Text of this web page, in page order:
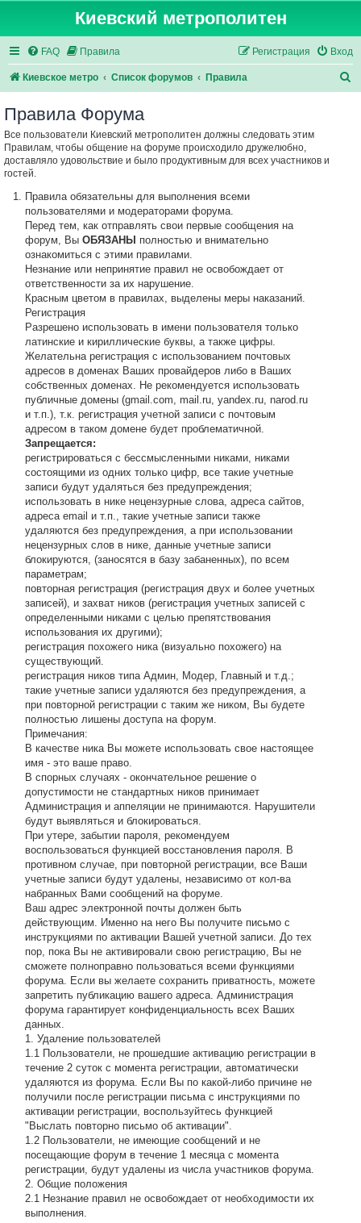
Киевский метрополитен
FAQ Правила Вход
Регистрация
Киевское метро Список форумов Правила
Правила Форума
Все пользователи Киевский метрополитен должны следовать этим
Правилам, чтобы общение на форуме происходило дружелюбно,
доставляло удовольствие и было продуктивным для всех участников и
гостей.
Правила обязательны для выполнения всеми
пользователями и модераторами форума.
Перед тем, как отправлять свои первые сообщения на
форум, ВыОБЯЗАНЫ полностью и внимательно
ознакомиться с этими правилами.
Незнание или непринятие правил не освобождает от
ответственности за их нарушение.
Красным цветом в правилах, выделены меры наказаний.
Регистрация
Разрешено использовать в имени пользователя только
латинские и кириллические буквы, а также цифры.
Желательна регистрация с использованием почтовых
адресов в доменах Ваших провайдеров либо в Ваших
собственных доменах. Не рекомендуется использовать
публичные домены (gmail.com, mail.ru, yandex.ru, narod.ru
и т.п.), т.к. регистрация учетной записи с почтовым
адресом в таком домене будет проблематичной.
Запрещается:
регистрироваться с бессмысленными никами, никами
состоящими из одних только цифр, все такие учетные
записи будут удаляться без предупреждения;
использовать в нике нецензурные слова, адреса сайтов,
адреса email и т.п., такие учетные записи также
удаляются без предупреждения, а при использовании
нецензурных слов в нике, данные учетные записи
блокируются, (заносятся в базу забаненных), по всем
параметрам;
повторная регистрация (регистрация двух и более учетных
записей), и захват ников (регистрация учетных записей с
определенными никами с целью препятствования
использования их другими);
регистрация похожего ника (визуально похожего) на
существующий.
регистрация ников типа Админ, Модер, Главный и т.д.;
такие учетные записи удаляются без предупреждения, а
при повторной регистрации с таким же ником, Вы будете
полностью лишены доступа на форум.
Примечания:
В качестве ника Вы можете использовать свое настоящее
имя - это ваше право.
В спорных случаях - окончательное решение о
допустимости не стандартных ников принимает
Администрация и аппеляции не принимаются. Нарушители
будут выявляться и блокироваться.
При утере, забытии пароля, рекомендуем
воспользоваться функцией восстановления пароля. В
противном случае, при повторной регистрации, все Ваши
учетные записи будут удалены, независимо от кол-ва
набранных Вами сообщений на форуме.
Ваш адрес электронной почты должен быть
действующим. Именно на него Вы получите письмо с
инструкциями по активации Вашей учетной записи. До тех
пор, пока Вы не активировали свою регистрацию, Вы не
сможете полноправно пользоваться всеми функциями
форума. Если вы желаете сохранить приватность, можете
запретить публикацию вашего адреса. Администрация
форума гарантирует конфиденциальность всех Ваших
данных.
1. Удаление пользователей
1.1 Пользователи, не прошедшие активацию регистрации в
течение 2 суток с момента регистрации, автоматически
удаляются из форума. Если Вы по какой-либо причине не
получили после регистрации письма с инструкциями по
активации регистрации, воспользуйтесь функцией
"Выслать повторно письмо об активации".
1.2 Пользователи, не имеющие сообщений и не
посещающие форум в течение 1 месяца с момента
регистрации, будут удалены из числа участников форума.
2. Общие положения
2.1 Hезнание правил не освобождает от необходимости их
выполнения.